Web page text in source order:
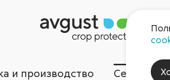
и производство Сервисы